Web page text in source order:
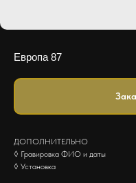
Европа 87
ДОПОЛНИТЕЛЬНО
◊ Гравировка ФИО и даты
◊ Установка